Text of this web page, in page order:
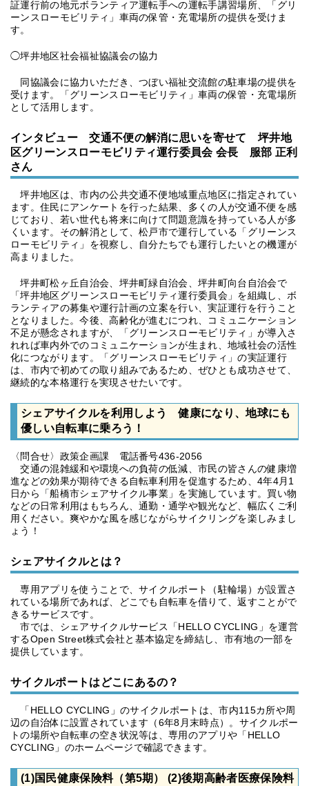
証運⾏前の地元ボランティア運転手への運転手講習場所、「グリ
ーンスローモビリティ」⾞両の保管・充電場所の提供を受けま
す。
◯坪井地区社会福祉協議会の協⼒
同協議会に協⼒いただき、つぼい福祉交流館の駐⾞場の提供を
受けます。「グリーンスローモビリティ」⾞両の保管・充電場所
として活用します。
インタビュー 交通不便の解消に思いを寄せて 坪井地
区グリーンスローモビリティ運行委員会 会長 服部 正利
さん
坪井地区は、市内の公共交通不便地域重点地区に指定されてい
ます。住民にアンケートを行った結果、多くの人が交通不便を感
じており、若い世代も将来に向けて問題意識を持っている人が多
くいます。その解消として、松戸市で運行している「グリーンス
ローモビリティ」を視察し、自分たちでも運行したいとの機運が
高まりました。
坪井町松ヶ丘自治会、坪井町緑自治会、坪井町向台自治会で
「坪井地区グリーンスローモビリティ運行委員会」を組織し、ボ
ランティアの募集や運行計画の立案を行い、実証運行を行うこと
となりました。今後、高齢化が進むにつれ、コミュニケーション
不足が懸念されますが、「グリーンスローモビリティ」が導入さ
れれば車内外でのコミュニケーションが生まれ、地域社会の活性
化につながります。「グリーンスローモビリティ」の実証運行
は、市内で初めての取り組みであるため、ぜひとも成功させて、
継続的な本格運行を実現させたいです。
シェアサイクルを利用しよう 健康になり、地球にも
優しい自転車に乗ろう！
〈問合せ〉政策企画課 電話番号436-2056
交通の混雑緩和や環境への負荷の低減、市民の皆さんの健康増
進などの効果が期待できる自転車利用を促進するため、4年4月1
日から「船橋市シェアサイクル事業」を実施しています。買い物
などの日常利用はもちろん、通勤・通学や観光など、幅広くご利
用ください。爽やかな風を感じながらサイクリングを楽しみまし
ょう！
シェアサイクルとは？
専用アプリを使うことで、サイクルポート（駐輪場）が設置さ
れている場所であれば、どこでも自転車を借りて、返すことがで
きるサービスです。
市では、シェアサイクルサービス「HELLO CYCLING」を運営
するOpen Street株式会社と基本協定を締結し、市有地の一部を
提供しています。
サイクルポートはどこにあるの？
「HELLO CYCLING」のサイクルポートは、市内115カ所や周
辺の自治体に設置されています（6年8月末時点）。サイクルポー
トの場所や自転車の空き状況等は、専用のアプリや「HELLO
CYCLING」のホームページで確認できます。
(1)国民健康保険料（第5期） (2)後期高齢者医療保険料